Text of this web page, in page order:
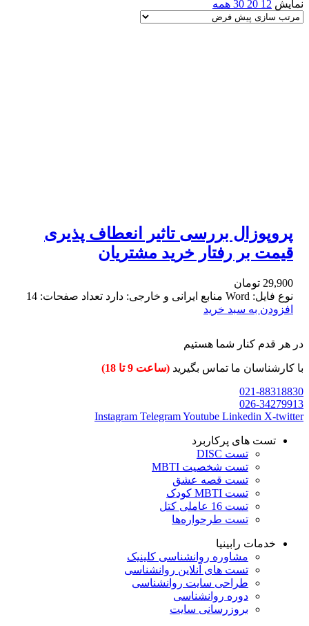
نمایش 12
20
30 همه
پروپوزال بررسی تاثیر انعطاف پذیری
قیمت بر رفتار خرید مشتریان
29,900 تومان
نوع فایل: Word منابع ایرانی و خارجی: دارد تعداد صفحات: 14
افزودن به سبد خرید
در هر قدم کنار شما هستیم
با کارشناسان ما تماس بگیرید (ساعت 9 تا 18)
021-88318830
026-34279913
Instagram TelegramYoutube Linkedin X-twitter
تست های پرکاربرد
تست DISC
تست شخصیت MBTI
تست قصه عشق
تست MBTI کودک
تست 16 عاملی کتل
تست طرحواره‌ها
خدمات رابینیا
مشاوره روانشناسی کلینیک
تست های آنلاین روانشناسی
طراحی سایت روانشناسی
دوره روانشناسی
بروزرسانی سایت